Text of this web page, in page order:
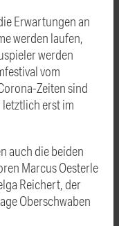
Erwartungen an
werden laufen,
werden
vom
Zeiten sind
letztlich erst im
auch die beiden
Marcus Oesterle
Reichert, der
Oberschwaben